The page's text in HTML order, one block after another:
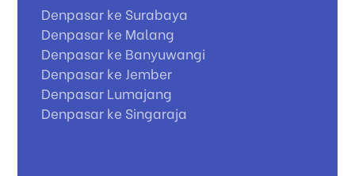
Denpasar ke Surabaya
Denpasar ke Malang
Denpasar ke Banyuwangi
Denpasar ke Jember
Denpasar Lumajang
Denpasar ke Singaraja